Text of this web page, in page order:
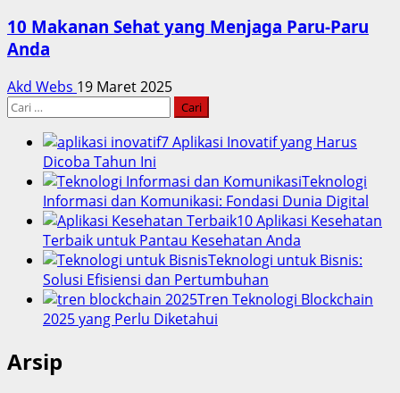
10 Makanan Sehat yang Menjaga Paru-Paru
Anda
Akd Webs 19 Maret 2025
Cari
7 Aplikasi Inovatif yang Harus
Dicoba Tahun Ini
Teknologi
Informasi dan Komunikasi: Fondasi Dunia Digital
10 Aplikasi Kesehatan
Terbaik untuk Pantau Kesehatan Anda
Teknologi untuk Bisnis:
Solusi Efisiensi dan Pertumbuhan
Tren Teknologi Blockchain
2025 yang Perlu Diketahui
Arsip